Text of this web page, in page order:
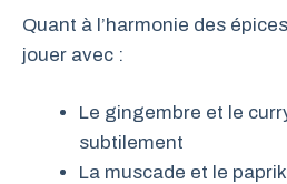
Quant à l’harmonie des
jouer avec :
Le gingembre et le
subtilement
La muscade et le